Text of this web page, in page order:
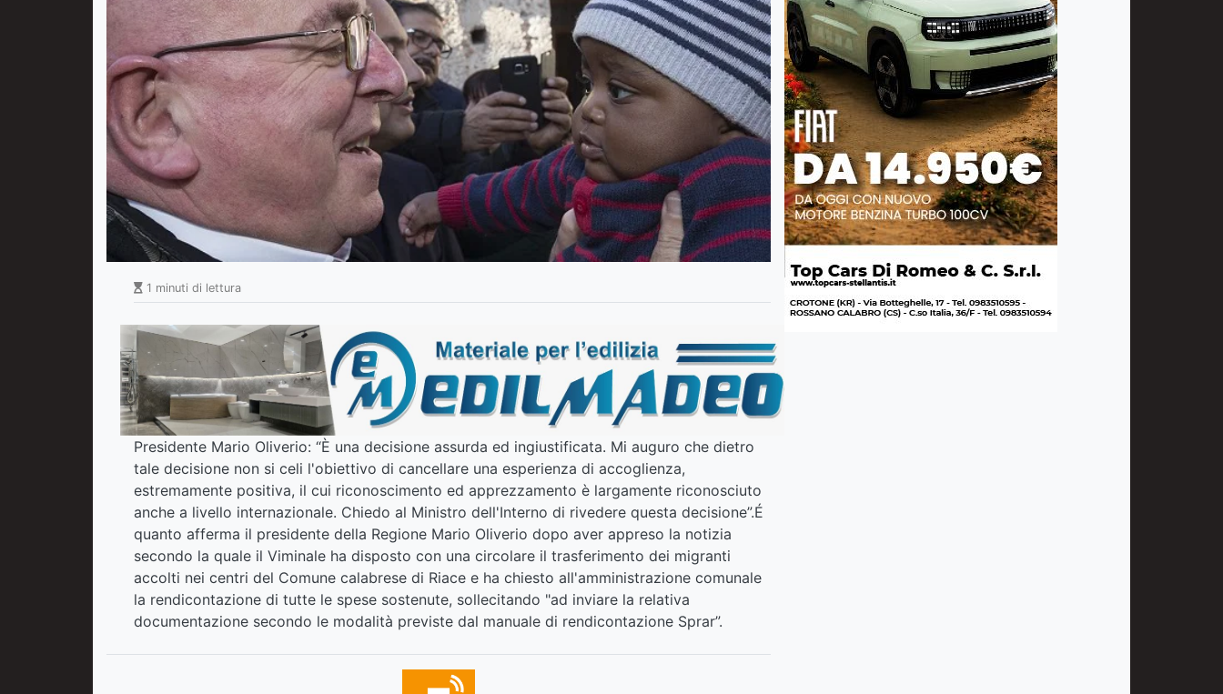
1 minuti di lettura
Presidente Mario Oliverio: “È una decisione assurda ed ingiustificata. Mi auguro che dietro
tale decisione non si celi l'obiettivo di cancellare una esperienza di accoglienza,
estremamente positiva, il cui riconoscimento ed apprezzamento è largamente riconosciuto
anche a livello internazionale. Chiedo al Ministro dell'Interno di rivedere questa decisione”.É
quanto afferma il presidente della Regione Mario Oliverio dopo aver appreso la notizia
secondo la quale il Viminale ha disposto con una circolare il trasferimento dei migranti
accolti nei centri del Comune calabrese di Riace e ha chiesto all'amministrazione comunale
la rendicontazione di tutte le spese sostenute, sollecitando "ad inviare la relativa
documentazione secondo le modalità previste dal manuale di rendicontazione Sprar”.